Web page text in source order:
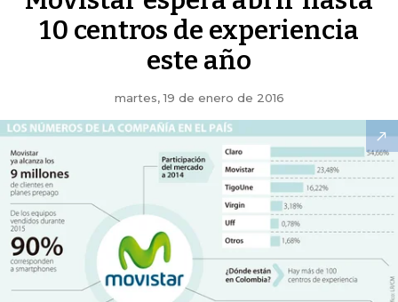
10 centros de experiencia
este año
martes, 19 de enero de 2016